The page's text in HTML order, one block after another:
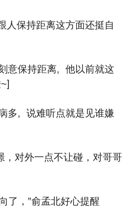
保持距离这方面还挺自
保持距离, 他以前就这
, 说难听点就是见谁嫌
对外一点不让碰，对哥哥
，”俞孟北好心提醒